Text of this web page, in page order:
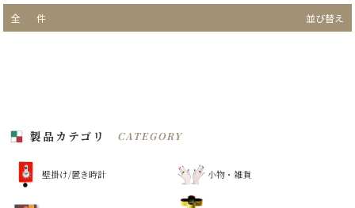
全 件 並び替え
製品カテゴリ CATEGORY
壁掛け/置き時計 小物・雑貨